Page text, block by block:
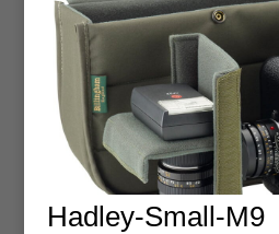
Hadley-Small-M9